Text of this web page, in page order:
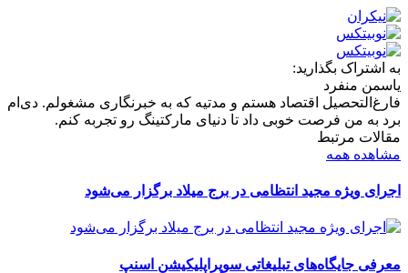
به اشتراک بگذارید:
یاسمن منفرد
فارغ‌التحصیل اقتصاد هستم و مدتیه که به خبرنگاری مشغولم. دی‌ام
برد به من فرصت خوبی داد تا دنیای مارکتینگ رو تجربه کنم.
مقالات مرتبط
مشاهده همه
اجرای ویژه مجید انتظامی در برج میلاد برگزار می‌شود
معرفی جایگاه‌های تبلیغاتی سوپراپلیکیشن اسنپ